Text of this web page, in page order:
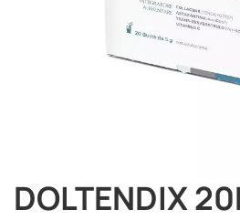
DOLTENDIX
Vai
all'inizio